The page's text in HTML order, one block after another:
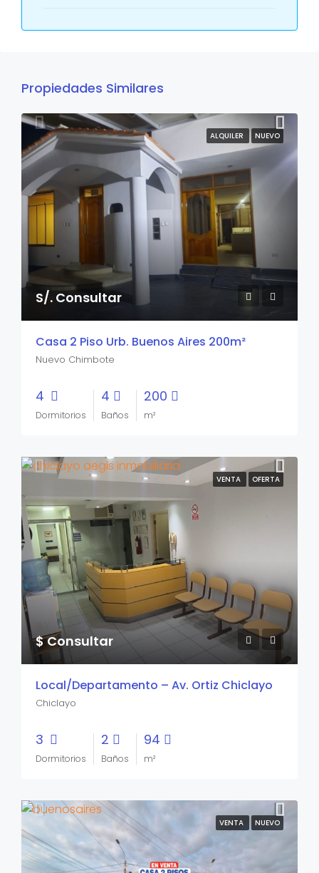
Propiedades Similares
ALQUILER NUEVO
S/. Consultar
Casa 2 Piso Urb. Buenos Aires 200m²
Nuevo Chimbote
4
Dormitorios
4
Baños
200
m²
VENTA OFERTA
$ Consultar
Local/Departamento – Av. Ortiz Chiclayo
Chiclayo
3
Dormitorios
2
Baños
94
m²
VENTA NUEVO